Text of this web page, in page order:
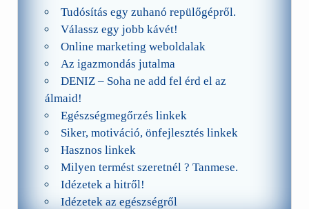
Tudósítás egy zuhanó repülőgépről.
Válassz egy jobb kávét!
Online marketing weboldalak
Az igazmondás jutalma
DENIZ – Soha ne add fel érd el az
álmaid!
Egészségmegőrzés linkek
Siker, motiváció, önfejlesztés linkek
Hasznos linkek
Milyen termést szeretnél ? Tanmese.
Idézetek a hitről!
Idézetek az egészségről